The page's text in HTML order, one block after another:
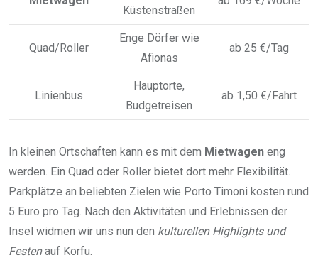
Küstenstraßen
Quad/Roller
Enge Dörfer wie
Afionas
ab 25 €/Tag
Linienbus
Hauptorte,
Budgetreisen
ab 1,50 €/Fahrt
In kleinen Ortschaften kann es mit dem Mietwagen eng
werden. Ein Quad oder Roller bietet dort mehr Flexibilität.
Parkplätze an beliebten Zielen wie Porto Timoni kosten rund
5 Euro pro Tag. Nach den Aktivitäten und Erlebnissen der
Insel widmen wir uns nun den kulturellen Highlights und
Festenauf Korfu.